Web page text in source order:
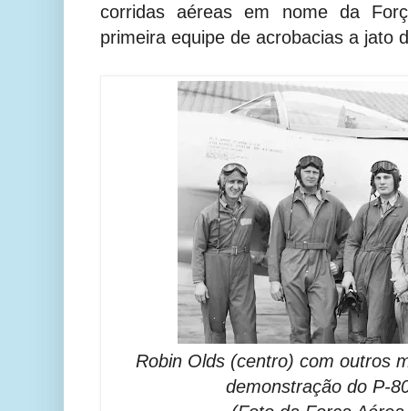
corridas aéreas em nome da
primeira equipe de acrobacias a jato
Robin Olds (centro) com outros
demonstração do P-